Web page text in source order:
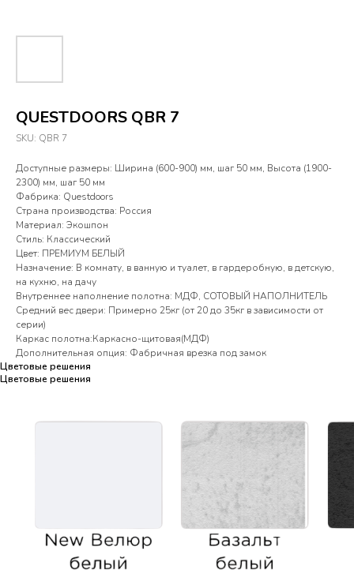
QUESTDOORS QBR 7
SKU: QBR 7
Доступные размеры: Ширина (600-900) мм, шаг 50 мм, Высота (1900-
2300) мм, шаг 50 мм
Фабрика: Questdoors
Страна производства: Россия
Материал: Экошпон
Стиль: Классический
Цвет: ПРЕМИУМ БЕЛЫЙ
Назначение: В комнату, в ванную и туалет, в гардеробную, в детскую,
на кухню, на дачу
Внутреннее наполнение полотна: МДФ, СОТОВЫЙ НАПОЛНИТЕЛЬ
Средний вес двери: Примерно 25кг (от 20 до 35кг в зависимости от
серии)
Каркас полотна:Каркасно-щитовая(МДФ)
Дополнительная опция: Фабричная врезка под замок
Цветовые решения
Цветовые решения